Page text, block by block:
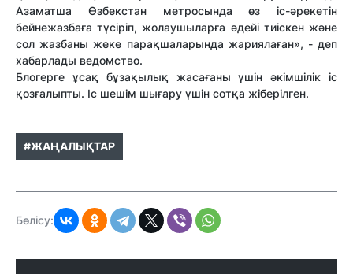
Азаматша Өзбекстан метросында өз іс-әрекетін
бейнежазбаға түсіріп, жолаушыларға әдейі тиіскен және
сол жазбаны жеке парақшаларында жариялаған», - деп
хабарлады ведомство.
Блогерге ұсақ бұзақылық жасағаны үшін әкімшілік іс
қозғалыпты. Іс шешім шығару үшін сотқа жіберілген.
#ЖАҢАЛЫҚТАР
Бөлісу: